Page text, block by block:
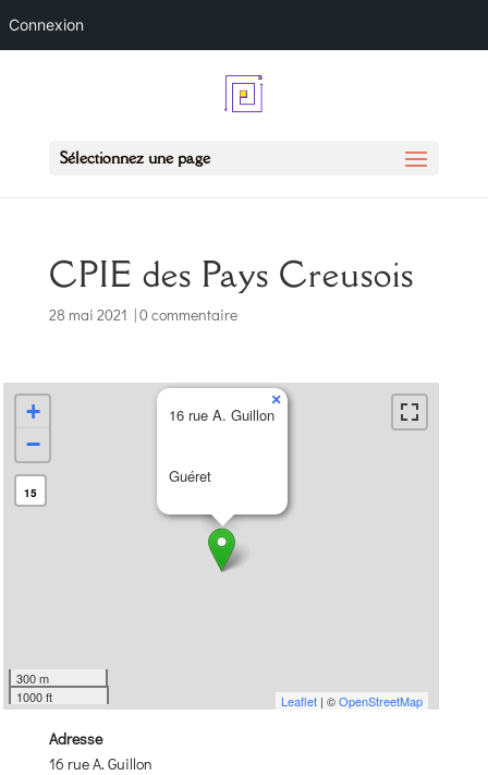
Connexion
Sélectionnez une page
CPIE des Pays Creusois
28 mai 2021 |0 commentaire
16 rue A. Guillon
Guéret
×
+
−
15
300 m
1000 ft
Leaflet | ©OpenStreetMap
Adresse
16 rue A. Guillon